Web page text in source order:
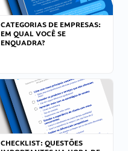
CATEGORIAS DE EMPRESAS:
EM QUAL VOCÊ SE
ENQUADRA?
CHECKLIST: QUESTÕES